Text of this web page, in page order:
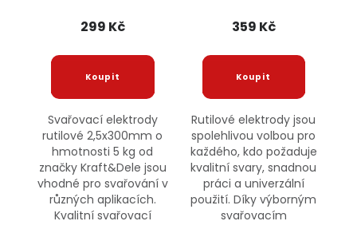
299 Kč
Svařovací elektrody
rutilové 2,5x300mm o
hmotnosti 5 kg od
značky Kraft&Dele jsou
vhodné pro svařování v
různých aplikacích.
Kvalitní svařovací
359 Kč
Rutilové elektrody jsou
spolehlivou volbou pro
každého, kdo požaduje
kvalitní svary, snadnou
práci a univerzální
použití. Díky výborným
svařovacím